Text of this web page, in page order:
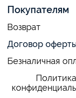
Покупателям
Возврат
Договор
Безналичная
Политика